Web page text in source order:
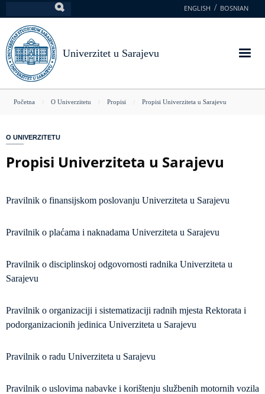
na
glavni
sadržaj
ENGLISH BOSNIAN
Univerzitet u Sarajevu
You
here
Početna O Univerzitetu Propisi Propisi Univerziteta u Sarajevu
O UNIVERZITETU
Propisi Univerziteta u Sarajevu
Pravilnik o finansijskom poslovanju Univerziteta u Sarajevu
Pravilnik o plaćama i naknadama Univerziteta u Sarajevu
Pravilnik o disciplinskoj odgovornosti radnika Univerziteta u
Sarajevu
Pravilnik o organizaciji i sistematizaciji radnih mjesta Rektorata i
podorganizacionih jedinica Univerziteta u Sarajevu
Pravilnik o radu Univerziteta u Sarajevu
Pravilnik o uslovima nabavke i korištenju službenih motornih vozila